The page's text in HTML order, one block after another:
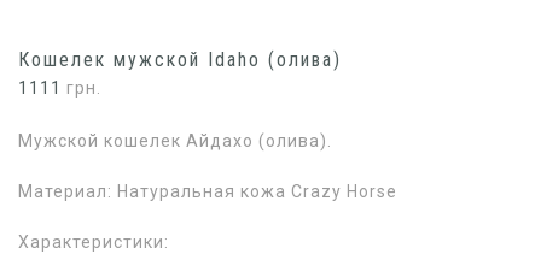
Кошелек мужской Idaho (олива)
1111 грн.
Мужской кошелек Айдахо (олива).
Материал: Натуральная кожа Crazy Horse
Характеристики: